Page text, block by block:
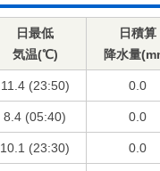
日最低
気温(℃)
日積算
降水量
11.4 (23:50) 0.0
8.4 (05:40) 0.0
10.1 (23:30) 0.0